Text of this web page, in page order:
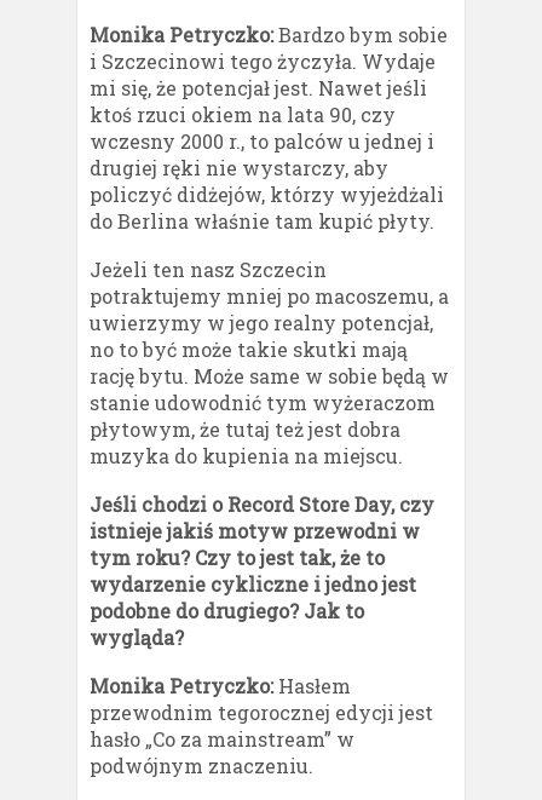
Monika Petryczko:Bardzo bym sobie
i Szczecinowi tego życzyła. Wydaje
mi się, że potencjał jest. Nawet jeśli
ktoś rzuci okiem na lata 90, czy
wczesny 2000 r., to palców u jednej i
drugiej ręki nie wystarczy, aby
policzyć didżejów, którzy wyjeżdżali
do Berlina właśnie tam kupić płyty.
Jeżeli ten nasz Szczecin
potraktujemy mniej po macoszemu, a
uwierzymy w jego realny potencjał,
no to być może takie skutki mają
rację bytu. Może same w sobie będą w
stanie udowodnić tym wyżeraczom
płytowym, że tutaj też jest dobra
muzyka do kupienia na miejscu.
Jeśli chodzi o Record Store Day, czy
istnieje jakiś motyw przewodni w
tym roku? Czy to jest tak, że to
wydarzenie cykliczne i jedno jest
podobne do drugiego? Jak to
wygląda?
Monika Petryczko:Hasłem
przewodnim tegorocznej edycji jest
hasło „Co za mainstream” w
podwójnym znaczeniu.